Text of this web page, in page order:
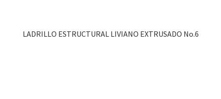
LADRILLO ESTRUCTURAL LIVIANO EXTRUSADO No.6